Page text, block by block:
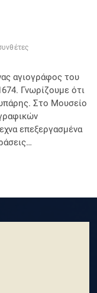
αγιογράφος του
Γνωρίζουμε ότι
Στο Μουσείο
επεξεργασμένα